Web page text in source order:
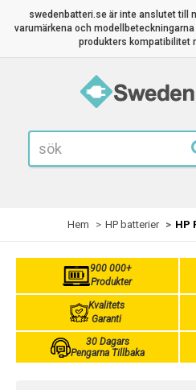
swedenbatteri.se är inte anslutet till
varumärkena och
produkters kompatibilitet
Hem HP batterier HP
900 000+
Produkter
Kvalitets
Garanti
30 Dagars
Pengarna Tillbaka